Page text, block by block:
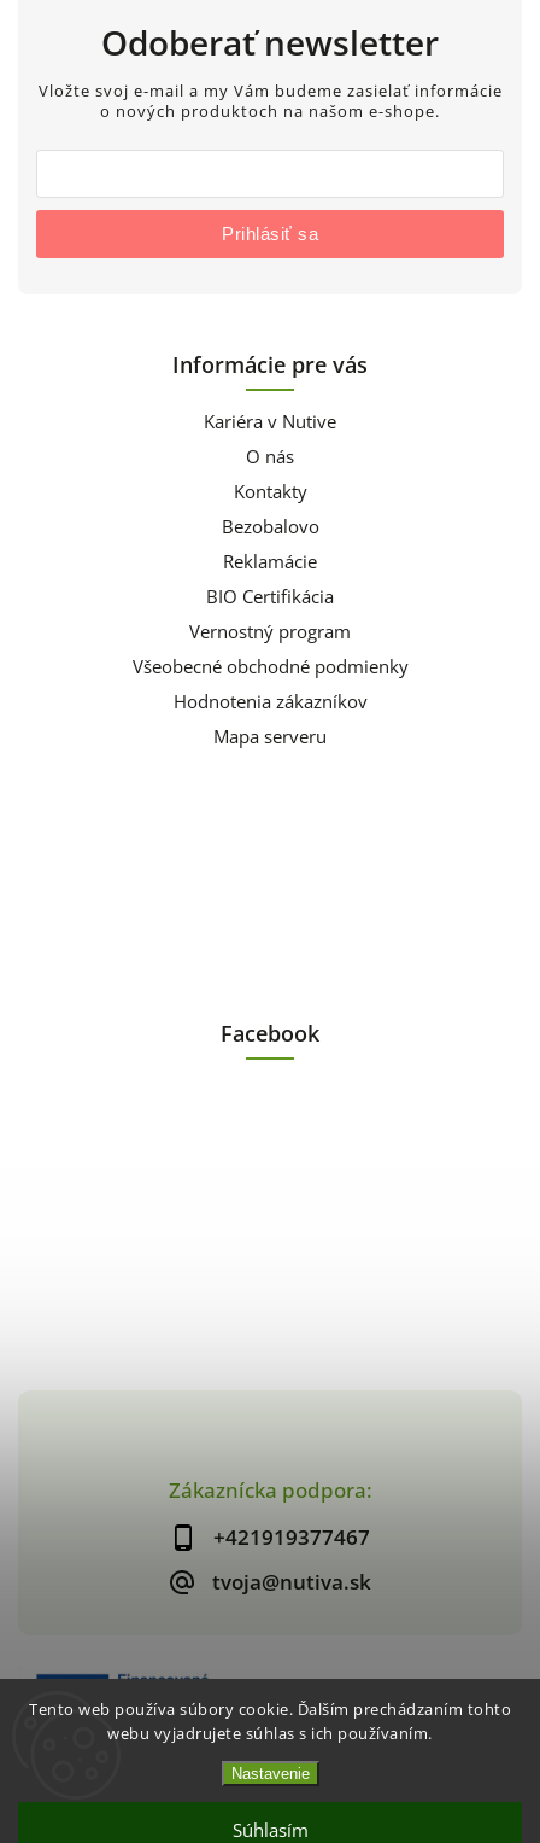
Tento web používa súbory cookie. Ďalším prechádzaním tohto
webu vyjadrujete súhlas s ich používaním.
Nastavenie
Súhlasím
Zákaznícka podpora:
+421919377467
tvoja@nutiva.sk
Odoberať newsletter
Vložte svoj e-mail a my Vám budeme zasielať informácie
o nových produktoch na našom e-shope.
Prihlásiť sa
Informácie pre vás
Kariéra v Nutive
O nás
Kontakty
Bezobalovo
Reklamácie
BIO Certifikácia
Vernostný program
Všeobecné obchodné podmienky
Hodnotenia zákazníkov
Mapa serveru
Facebook
nutiva.sk
Shoptet